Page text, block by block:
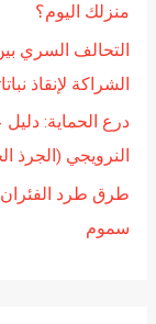
منزلك اليوم؟
التحالف السري
الشراكة لإنقاذ
درع الحماية:
النرويجي (الجرذ
طرق طرد الفئران
سموم